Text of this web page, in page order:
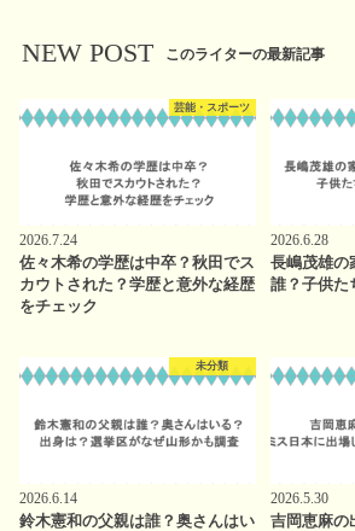
NEW POST このライターの最新記事
芸能・スポーツ
2026.7.24
佐々木希の学歴は中卒？秋田でス
カウトされた？学歴と意外な経歴
をチェック
2026.6.28
長嶋茂雄の
誰？子供た
未分類
2026.6.14
鈴木憲和の父親は誰？奥さんはい
2026.5.30
吉岡恵麻の